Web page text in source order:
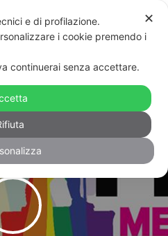
prepara all’Onda:
“Stretto Pride”
✕
e di profilazione.
i cookie premendo i
continuerai senza accettare.